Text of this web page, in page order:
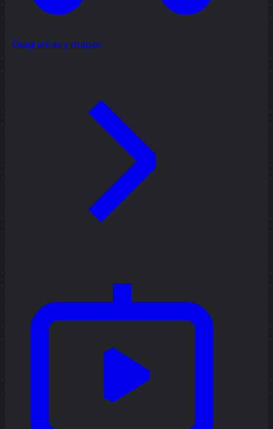
Diagramas y mapas